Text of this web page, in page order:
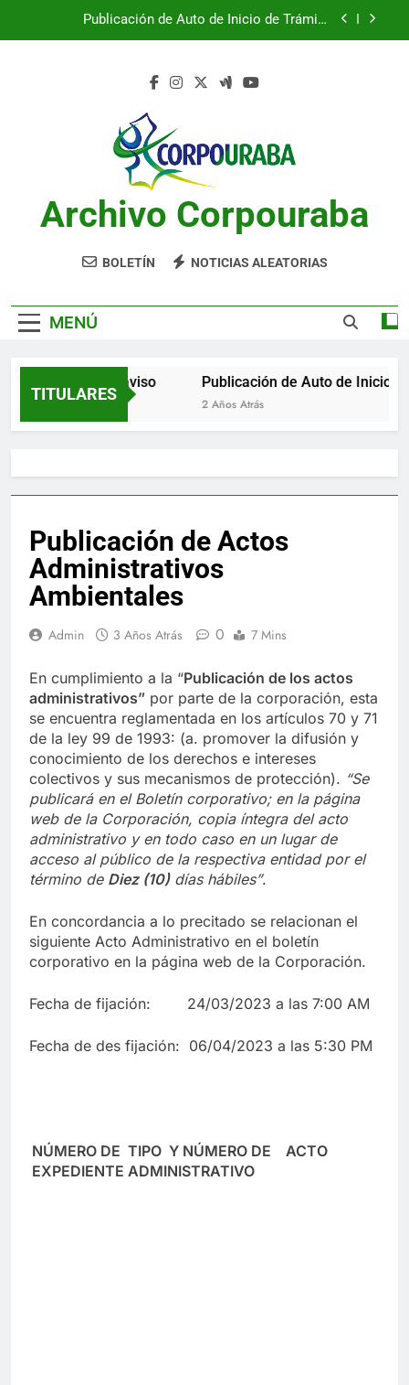
Ambiental
Publicación de Auto de Inicio de Trámite
CITACIONES
Publicación de Auto de Inicio de Trámite
Publicación de Auto de Inicio de Trámite
Ambiental
Archivo Corpouraba
BOLETÍN NOTICIAS ALEATORIAS
MENÚ
TITULARES
Notificación por aviso
2 Años Atrás
Publicación de Auto de Inicio de
2 Años Atrás
Publicación de Actos
Administrativos
Ambientales
Admin 3 Años Atrás 0 7 Mins
En cumplimiento a la “Publicación de los actos
administrativos” por parte de la corporación, esta
se encuentra reglamentada en los artículos 70 y 71
de la ley 99 de 1993: (a. promover la difusión y
conocimiento de los derechos e intereses
colectivos y sus mecanismos de protección). “Se
publicará en el Boletín corporativo; en la página
web de la Corporación, copia íntegra del acto
administrativo y en todo caso en un lugar de
acceso al público de la respectiva entidad por el
término de Diez (10)días hábiles”.
En concordancia a lo precitado se relacionan el
siguiente Acto Administrativo en el boletín
corporativo en la página web de la Corporación.
Fecha de fijación: 24/03/2023 a las 7:00 AM
Fecha de des fijación: 06/04/2023 a las 5:30 PM
NÚMERO DE
EXPEDIENTE
TIPO Y NÚMERO DE ACTO
ADMINISTRATIVO